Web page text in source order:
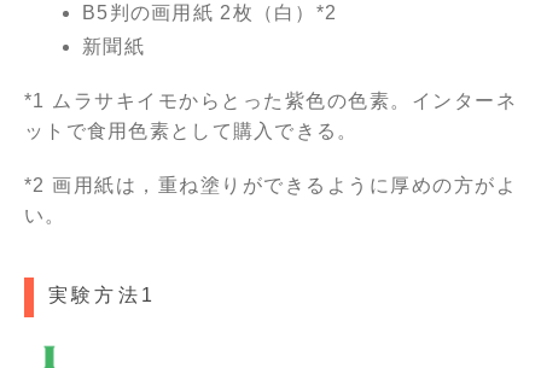
B5判の画用紙 2枚（白）*2
新聞紙
*1 ムラサキイモからとった紫色の色素。インターネ
ットで食用色素として購入できる。
*2 画用紙は，重ね塗りができるように厚めの方がよ
い。
実験方法1